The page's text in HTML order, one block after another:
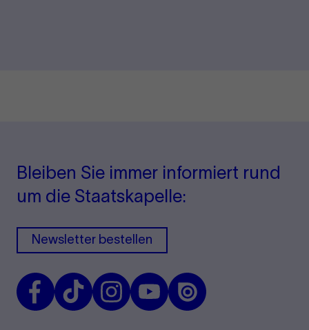
Bleiben Sie immer informiert rund
um die Staatskapelle:
Newsletter bestellen
FacebookTikTok InstagramYoutubeIssuu